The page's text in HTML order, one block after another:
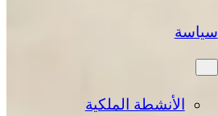
سياسة
الأنشطة الملكية